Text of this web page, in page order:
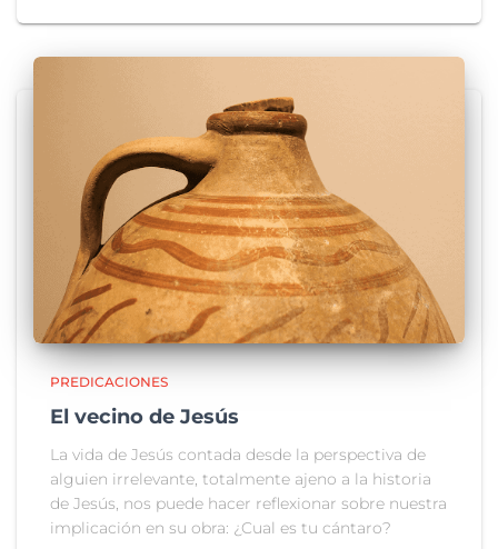
PREDICACIONES
El vecino de Jesús
La vida de Jesús contada desde la perspectiva de
alguien irrelevante, totalmente ajeno a la historia
de Jesús, nos puede hacer reflexionar sobre nuestra
implicación en su obra: ¿Cual es tu cántaro?